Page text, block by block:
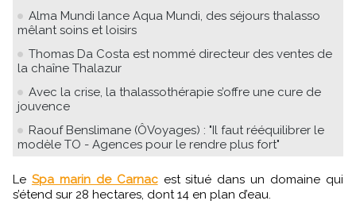
Alma Mundi lance Aqua Mundi, des séjours thalasso
mêlant soins et loisirs
Thomas Da Costa est nommé directeur des ventes de
la chaîne Thalazur
Avec la crise, la thalassothérapie s’offre une cure de
jouvence
Raouf Benslimane (ÔVoyages) : "Il faut rééquilibrer le
modèle TO - Agences pour le rendre plus fort"
Le Spa marin de Carnacest situé dans un domaine qui
s’étend sur 28 hectares, dont 14 en plan d’eau.